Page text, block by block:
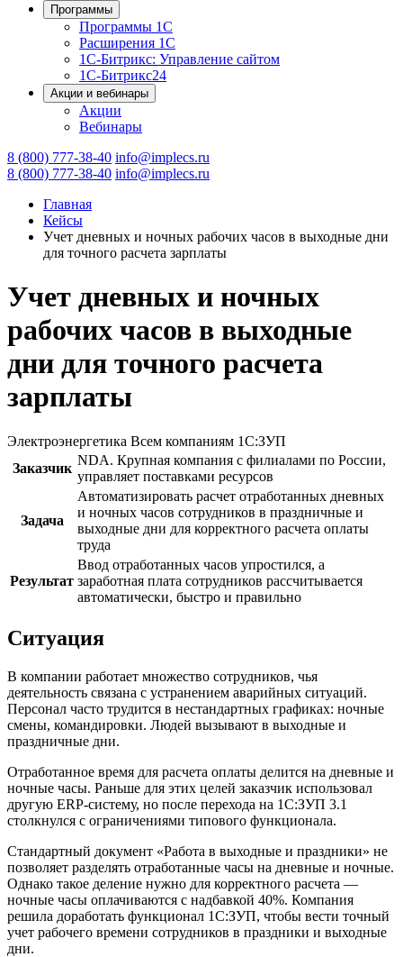
Программы
Программы 1С
Расширения 1С
1С-Битрикс: Управление сайтом
1С-Битрикс24
Акции и вебинары
Акции
Вебинары
8 (800) 777-38-40 info@implecs.ru
8 (800) 777-38-40 info@implecs.ru
Главная
Кейсы
Учет дневных и ночных рабочих часов в выходные дни
для точного расчета зарплаты
Учет дневных и ночных
рабочих часов в выходные
дни для точного расчета
зарплаты
Электроэнергетика Всем компаниям 1С:ЗУП
Заказчик
NDA. Крупная компания с филиалами по России,
управляет поставками ресурсов
Задача
Автоматизировать расчет отработанных дневных
и ночных часов сотрудников в праздничные и
выходные дни для корректного расчета оплаты
труда
Результат
Ввод отработанных часов упростился, а
заработная плата сотрудников рассчитывается
автоматически, быстро и правильно
Ситуация
В компании работает множество сотрудников, чья
деятельность связана с устранением аварийных ситуаций.
Персонал часто трудится в нестандартных графиках: ночные
смены, командировки. Людей вызывают в выходные и
праздничные дни.
Отработанное время для расчета оплаты делится на дневные и
ночные часы. Раньше для этих целей заказчик использовал
другую ERP-систему, но после перехода на 1С:ЗУП 3.1
столкнулся с ограничениями типового функционала.
Стандартный документ «Работа в выходные и праздники» не
позволяет разделять отработанные часы на дневные и ночные.
Однако такое деление нужно для корректного расчета —
ночные часы оплачиваются с надбавкой 40%. Компания
решила доработать функционал 1С:ЗУП, чтобы вести точный
учет рабочего времени сотрудников в праздники и выходные
дни.